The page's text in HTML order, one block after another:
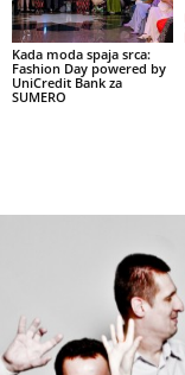
Kada moda spaja srca:
Fashion Day powered by
UniCredit Bank za
SUMERO